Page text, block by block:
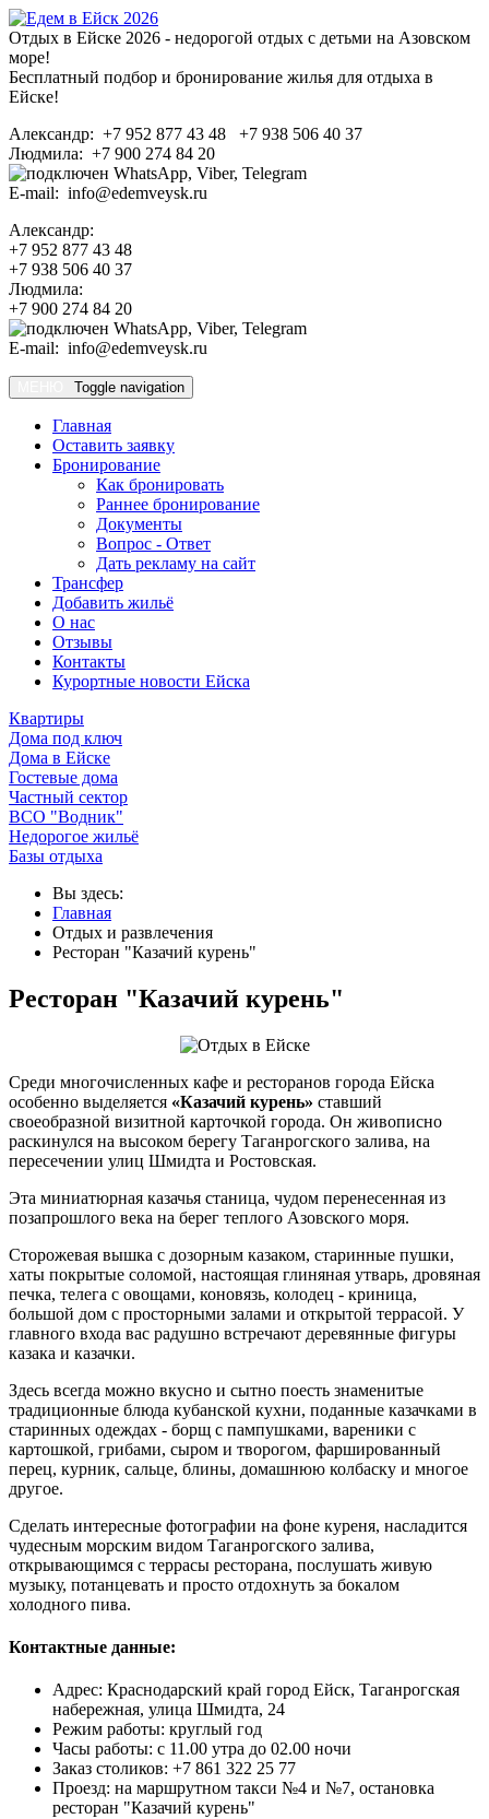
Отдых в Ейске 2026 - недорогой отдых с детьми на Азовском
море!
Бесплатный подбор и бронирование жилья для отдыха в
Ейске!
Александр: +7 952 877 43 48 +7 938 506 40 37
Людмила: +7 900 274 84 20
E-mail: info@edemveysk.ru
Александр:
+7 952 877 43 48
+7 938 506 40 37
Людмила:
+7 900 274 84 20
E-mail: info@edemveysk.ru
Toggle navigation
Главная
Оставить заявку
Бронирование
Как бронировать
Раннее бронирование
Документы
Вопрос - Ответ
Дать рекламу на сайт
Трансфер
Добавить жильё
О нас
Отзывы
Контакты
Курортные новости Ейска
Квартиры
Дома под ключ
Дома в Ейске
Гостевые дома
Частный сектор
ВСО "Водник"
Недорогое жильё
Базы отдыха
Вы здесь:
Главная
Отдых и развлечения
Ресторан "Казачий курень"
Ресторан "Казачий курень"
Среди многочисленных кафе и ресторанов города Ейска
особенно выделяется «Казачий курень» ставший
своеобразной визитной карточкой города. Он живописно
раскинулся на высоком берегу Таганрогского залива, на
пересечении улиц Шмидта и Ростовская.
Эта миниатюрная казачья станица, чудом перенесенная из
позапрошлого века на берег теплого Азовского моря.
Сторожевая вышка с дозорным казаком, старинные пушки,
хаты покрытые соломой, настоящая глиняная утварь, дровяная
печка, телега с овощами, коновязь, колодец - криница,
большой дом с просторными залами и открытой террасой. У
главного входа вас радушно встречают деревянные фигуры
казака и казачки.
Здесь всегда можно вкусно и сытно поесть знаменитые
традиционные блюда кубанской кухни, поданные казачками в
старинных одеждах - борщ с пампушками, вареники с
картошкой, грибами, сыром и творогом, фаршированный
перец, курник, сальце, блины, домашнюю колбаску и многое
другое.
Сделать интересные фотографии на фоне куреня, насладится
чудесным морским видом Таганрогского залива,
открывающимся с террасы ресторана, послушать живую
музыку, потанцевать и просто отдохнуть за бокалом
холодного пива.
Контактные данные:
Адрес: Краснодарский край город Ейск, Таганрогская
набережная, улица Шмидта, 24
Режим работы: круглый год
Часы работы: с 11.00 утра до 02.00 ночи
Заказ столиков: +7 861 322 25 77
Проезд: на маршрутном такси №4 и №7, остановка
ресторан "Казачий курень"